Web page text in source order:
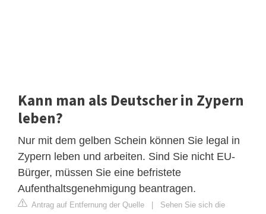
Kann man als Deutscher in Zypern
leben?
Nur mit dem gelben Schein können Sie legal in
Zypern leben und arbeiten. Sind Sie nicht EU-
Bürger, müssen Sie eine befristete
Aufenthaltsgenehmigung beantragen.
Antrag auf Entfernung der Quelle
Sehen Sie sich die